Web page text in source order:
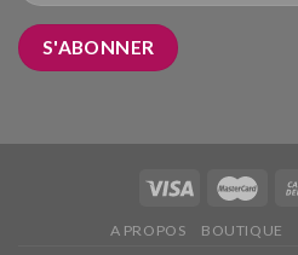
A PROPOS BOUTIQUE